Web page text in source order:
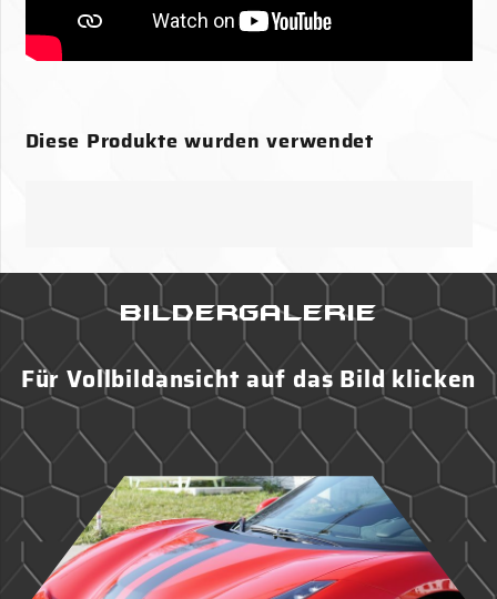
Bildergalerie
Für Vollbildansicht auf das Bild klicken